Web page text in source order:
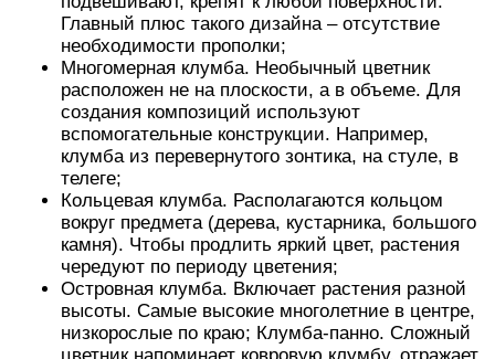
Главный плюс такого дизайна – отсутствие
необходимости прополки;
Многомерная клумба. Необычный цветник
расположен не на плоскости, а в объеме. Для
создания композиций используют
вспомогательные конструкции. Например,
клумба из перевернутого зонтика, на стуле, в
телеге;
Кольцевая клумба. Располагаются кольцом
вокруг предмета (дерева, кустарника, большого
камня). Чтобы продлить яркий цвет, растения
чередуют по периоду цветения;
Островная клумба. Включает растения разной
высоты. Самые высокие многолетние в центре,
низкорослые по краю; Клумба-панно. Сложный